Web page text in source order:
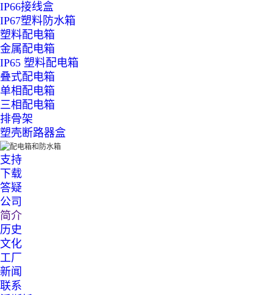
IP66接线盒
IP67塑料防水箱
塑料配电箱
金属配电箱
IP65 塑料配电箱
叠式配电箱
单相配电箱
三相配电箱
排骨架
塑壳断路器盒
支持
下载
答疑
公司
简介
历史
文化
工厂
新闻
联系